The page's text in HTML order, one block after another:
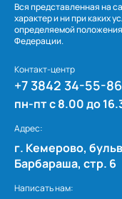
Вся представленная на
характер и ни при каких
определяемой
Федерации.
Контакт-центр
+7 3842 34-55-86
пн-пт с 8.00 до
Адрес:
г. Кемерово,
Барбараша, стр. 6
Написать нам: